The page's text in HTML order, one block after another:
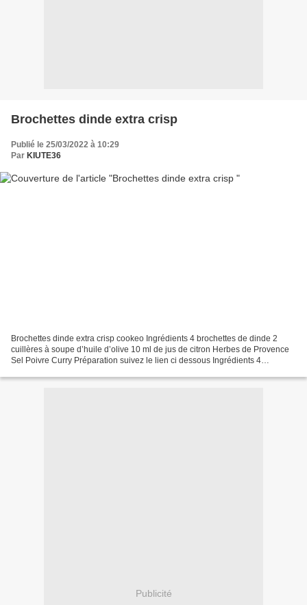
Brochettes dinde extra crisp
Publié le 25/03/2022 à 10:29
Par KIUTE36
Brochettes dinde extra crisp cookeo Ingrédients 4 brochettes de dinde 2
cuillères à soupe d’huile d’olive 10 ml de jus de citron Herbes de Provence
Sel Poivre Curry Préparation suivez le lien ci dessous Ingrédients 4
Publicité